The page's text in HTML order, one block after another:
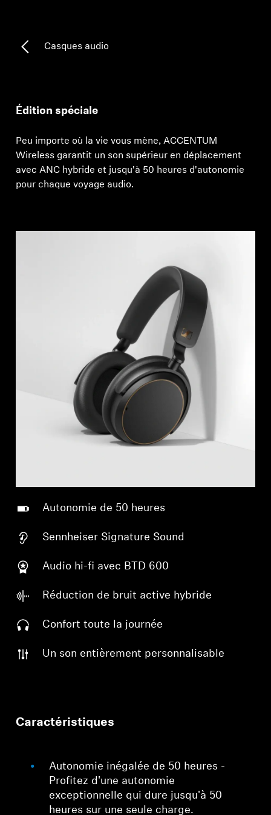
Casques audio
Édition spéciale
Peu importe où la vie vous mène, ACCENTUM
Wireless garantit un son supérieur en déplacement
avec ANC hybride et jusqu'à 50 heures d'autonomie
pour chaque voyage audio.
Autonomie de 50 heures
Sennheiser Signature Sound
Audio hi-fi avec BTD 600
Réduction de bruit active hybride
Confort toute la journée
Un son entièrement personnalisable
Caractéristiques
Autonomie inégalée de 50 heures -
Profitez d'une autonomie
exceptionnelle qui dure jusqu'à 50
heures sur une seule charge.